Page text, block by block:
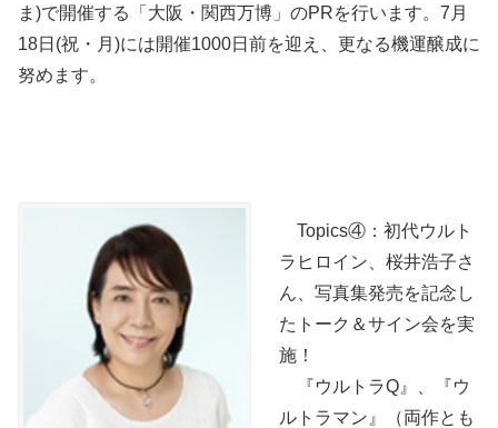
ま)で開催する「大阪・関西万博」のPRを行います。7月
18日(祝・月)には開催1000日前を迎え、更なる機運醸成に
努めます。
Topics④：初代ウルト
ラヒロイン、桜井浩子さ
ん、写真集発売を記念し
たトーク＆サイン会を実
施！
『ウルトラQ』、『ウ
ルトラマン』（両作とも